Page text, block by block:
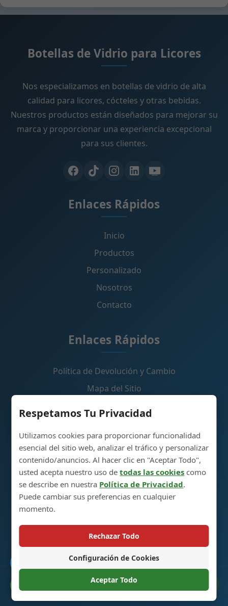
Preferencias de Cookies
Respetamos Tu Privacidad
Utilizamos cookies para proporcionar funcionalidad
esencial del sitio web, analizar el tráfico y personalizar
contenido/anuncios. Al hacer clic en "Aceptar Todo",
usted acepta nuestro uso detodas las cookies como
se describe en nuestra Política de Privacidad.
Puede cambiar sus preferencias en cualquier
momento.
Rechazar Todo
Configuración de Cookies
Aceptar Todo
Botellas de Vidrio para Licores
Nos especializamos en botellas de vidrio de alta
calidad para licores, cócteles y otras bebidas.
Nuestros productos están diseñados para mejorar su
marca y proporcionar una experiencia excepcional
para sus clientes.
Enlaces Rápidos
Inicio
Productos
Personalizado
Nosotros
Contacto
Enlaces Rápidos
Política de Devolución y Cambio
Mapa del Sitio
Contáctenos
Parque Industrial de Producción de Botellas de
Vidrio para Licores, 5RA Avenida, Ciudad de Heze,
Shandong, China 274700
+86 13296308814
alex@oneglassco.com
© 2025 Botellas de Vidrio para Licores. Todos los Derechos
Reservados. |Política de Privacidad